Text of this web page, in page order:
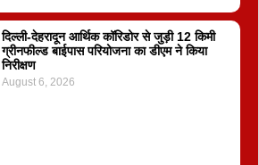
दिल्ली-देहरादून आर्थिक कॉरिडोर से जुड़ी 12 किमी
ग्रीनफील्ड बाईपास परियोजना का डीएम ने किया
निरीक्षण
August 6, 2026